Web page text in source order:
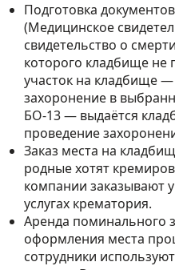
Подготовка
(Медицинское
свидетельство о
которого кладбище не
участок на кладбище
захоронение в
БО-13 — выдаётся
проведение
Заказ места на
родные хотят
компании заказывают
услугах крематория.
Аренда поминального
оформления места
сотрудники